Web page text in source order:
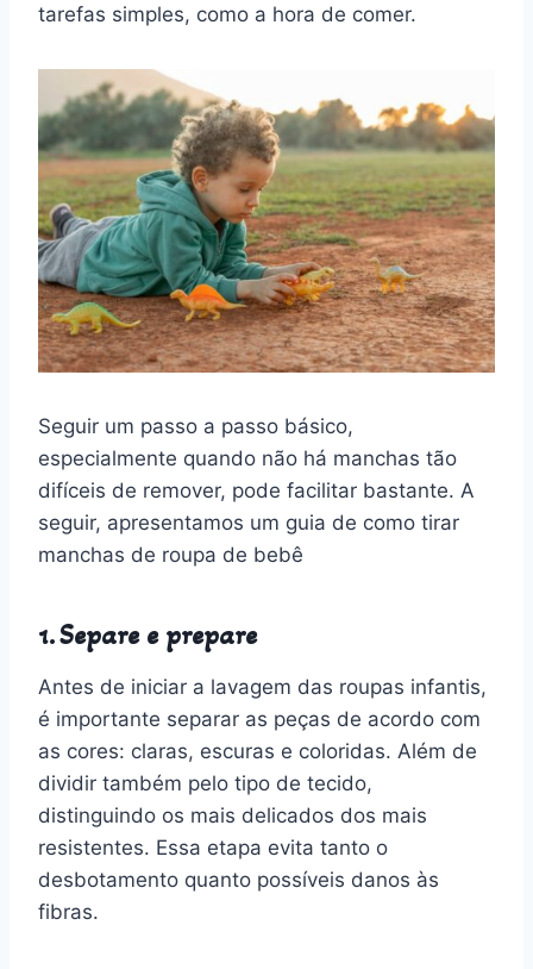
tarefas simples, como a hora de comer.
Seguir um passo a passo básico,
especialmente quando não há manchas tão
difíceis de remover, pode facilitar bastante. A
seguir, apresentamos um guia de como tirar
manchas de roupa de bebê
1. Separe e prepare
Antes de iniciar a lavagem das roupas infantis,
é importante separar as peças de acordo com
as cores: claras, escuras e coloridas. Além de
dividir também pelo tipo de tecido,
distinguindo os mais delicados dos mais
resistentes. Essa etapa evita tanto o
desbotamento quanto possíveis danos às
fibras.